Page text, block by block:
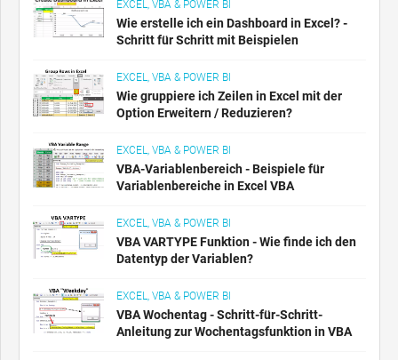
EXCEL, VBA & POWER BI
Wie erstelle ich ein Dashboard in Excel? -
Schritt für Schritt mit Beispielen
EXCEL, VBA & POWER BI
Wie gruppiere ich Zeilen in Excel mit der
Option Erweitern / Reduzieren?
EXCEL, VBA & POWER BI
VBA-Variablenbereich - Beispiele für
Variablenbereiche in Excel VBA
EXCEL, VBA & POWER BI
VBA VARTYPE Funktion - Wie finde ich den
Datentyp der Variablen?
EXCEL, VBA & POWER BI
VBA Wochentag - Schritt-für-Schritt-
Anleitung zur Wochentagsfunktion in VBA